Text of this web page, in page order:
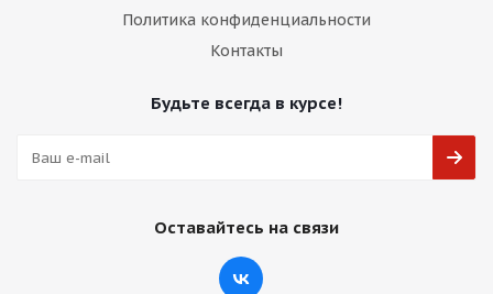
Политика конфиденциальности
Контакты
Будьте всегда в курсе!
Оставайтесь на связи